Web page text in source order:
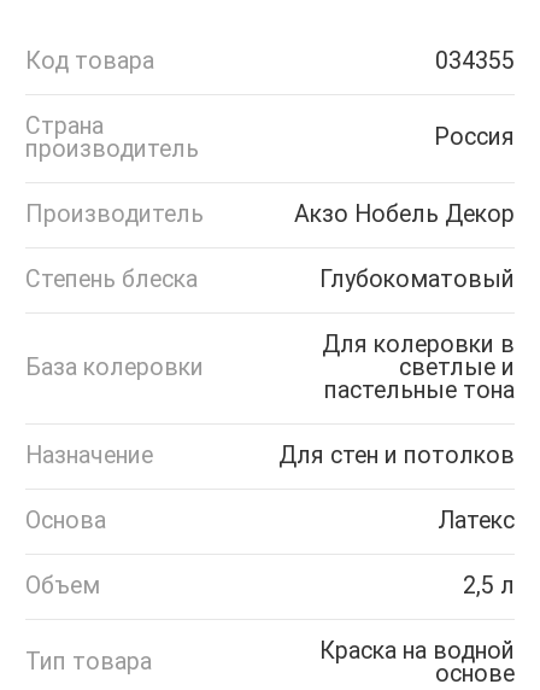
Код товара 034355
Страна
производитель
Россия
Производитель Акзо Нобель Декор
Степень блеска Глубокоматовый
База колеровки
Для колеровки в
светлые и
пастельные тона
Назначение Для стен и потолков
Основа Латекс
Объем 2,5 л
Тип товара
Краска на водной
основе